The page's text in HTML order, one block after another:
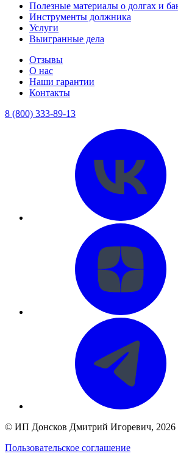
Полезные материалы о долгах и
Инструменты должника
Услуги
Выигранные дела
Отзывы
О нас
Наши гарантии
Контакты
8 (800) 333-89-13
© ИП Донсков Дмитрий Игоревич, 2026
Пользовательское соглашение